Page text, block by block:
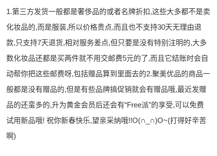
1.第三方发货一般都是奢侈品的或者名牌折扣,这些大多都不是卖
化妆品的,而是服装,所以价格贵点,而且也不支持30天无理由退
款,只支持7天退货,相对服务差点,但只要是没有特别注明的,大多
数化妆品还都是买两件就不用交邮费5元的了,而且它结账时会自
动帮你把这些邮费呀,包括赠品算到里面去的2.聚美优品的商品一
般都是没有赠品的,但是有些品牌搞促销就会有赠品哦,最近发赠
品的还蛮多的,升为黄金会员后还会有“Free派”的享受,可以免费
试用新品哦! 祝你新春快乐,望亲采纳哦!!O(∩_∩)O~(打得好辛苦
啊)